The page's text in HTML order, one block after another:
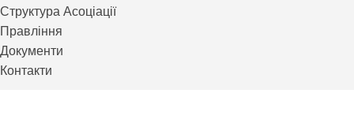
Структура Асоціації
Правління
Документи
Контакти